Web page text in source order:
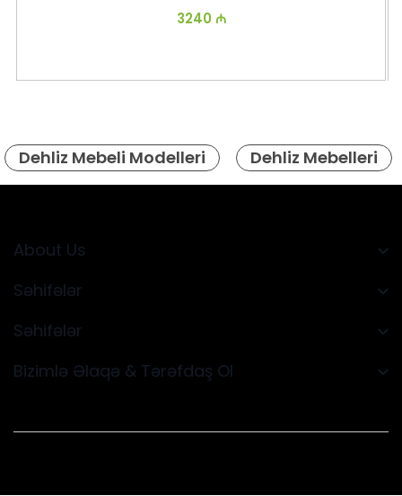
3240 ₼
Dehliz Mebeli Modelleri Dehliz Mebelleri
About Us
Səhifələr
Səhifələr
Bizimlə Əlaqə & Tərəfdaş Ol